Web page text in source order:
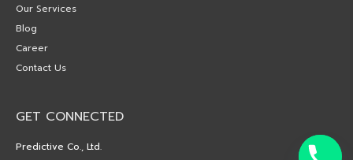
Our Services
Blog
Career
Contact Us
GET CONNECTED
Predictive Co., Ltd.